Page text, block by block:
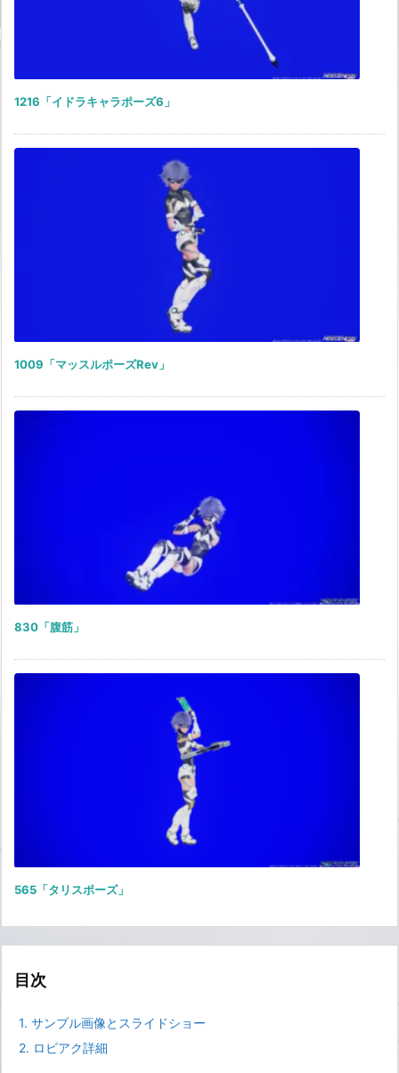
1216「イドラキャラポーズ6」
1009「マッスルポーズRev」
830「腹筋」
565「タリスポーズ」
目次
1. サンプル画像とスライドショー
2. ロビアク詳細